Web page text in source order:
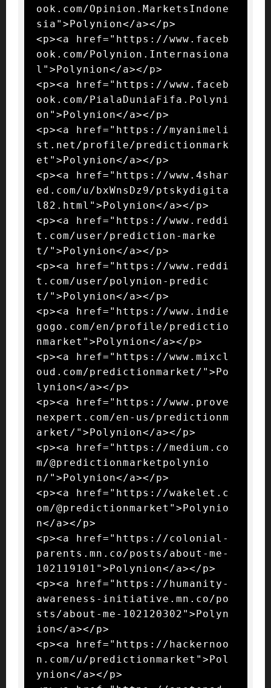
ook.com/Opinion.MarketsIndone
sia">Polynion</a></p>
<p><a href="https://www.faceb
ook.com/Polynion.Internasiona
l">Polynion</a></p>
<p><a href="https://www.faceb
ook.com/PialaDuniaFifa.Polyni
on">Polynion</a></p>
<p><a href="https://myanimeli
st.net/profile/predictionmark
et">Polynion</a></p>
<p><a href="https://www.4shar
ed.com/u/bxWnsDz9/ptskydigita
l82.html">Polynion</a></p>
<p><a href="https://www.reddi
t.com/user/prediction-marke
t/">Polynion</a></p>
<p><a href="https://www.reddi
t.com/user/polynion-predic
t/">Polynion</a></p>
<p><a href="https://www.indie
gogo.com/en/profile/predictio
nmarket">Polynion</a></p>
<p><a href="https://www.mixcl
oud.com/predictionmarket/">Po
lynion</a></p>
<p><a href="https://www.prove
nexpert.com/en-us/predictionm
arket/">Polynion</a></p>
<p><a href="https://medium.co
m/@predictionmarketpolynio
n/">Polynion</a></p>
<p><a href="https://wakelet.c
om/@predictionmarket">Polynio
n</a></p>
<p><a href="https://colonial-
parents.mn.co/posts/about-me-
102119101">Polynion</a></p>
<p><a href="https://humanity-
awareness-initiative.mn.co/po
sts/about-me-102120302">Polyn
ion</a></p>
<p><a href="https://hackernoo
n.com/u/predictionmarket">Pol
ynion</a></p>